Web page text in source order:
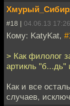
#18 | 04.06.13 17:26
Кому: KatyKat,
> Как филолог
артикль "б...дь"
Как и все
случаев,